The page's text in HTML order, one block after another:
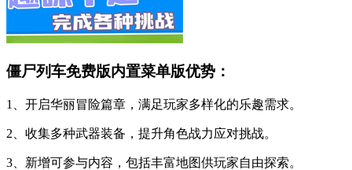
僵尸列车免费版内置菜单版优势：
1、开启华丽冒险篇章，满足玩家多样化的乐趣需求。
2、收集多种武器装备，提升角色战力应对挑战。
3、新增可参与内容，包括丰富地图供玩家自由探索。